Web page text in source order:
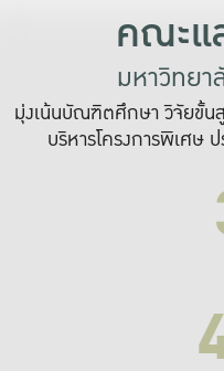
คณะแ
มหาวิทยา
มุ่งเน้นบัณฑิตศึกษา วิจัยขั้น
บริหารโครงการพิเศษ